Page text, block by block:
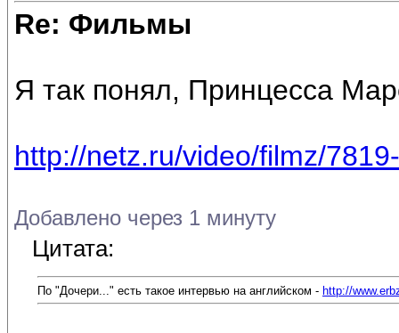
Re: Фильмы
Я так понял, Принцесса
http://netz.ru/video/filmz/
Добавлено через 1 минуту
Цитата:
По "Дочери..." есть такое интервью на английском - http://